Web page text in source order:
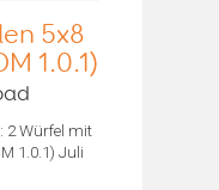
5x8
1.0.1)
2 Würfel mit
1.0.1) Juli